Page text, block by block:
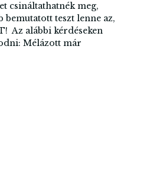
csináltathatnék meg,
bemutatott teszt lenne az,
Az alábbi kérdéseken
Mélázott már